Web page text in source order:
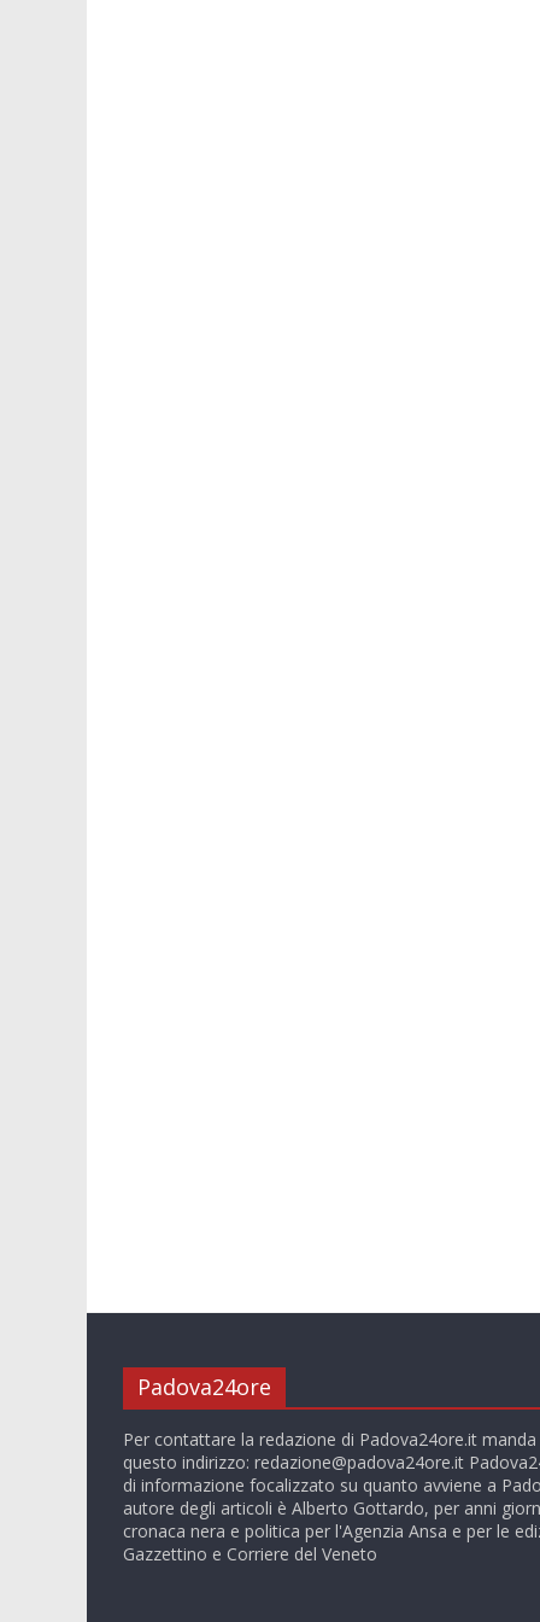
Padova24ore
Per contattare la redazione di Padova24ore.it
questo indirizzo: redazione@padova24ore.it
di informazione focalizzato su quanto avviene a
autore degli articoli è Alberto Gottardo, per anni
cronaca nera e politica per l'Agenzia Ansa e per le
Gazzettino e Corriere del Veneto